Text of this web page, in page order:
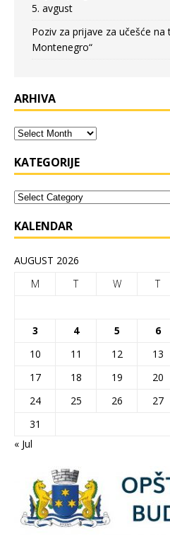
5. avgust
Poziv za prijave za učešće na
Montenegro“
ARHIVA
KATEGORIJE
KALENDAR
AUGUST 2026
M
T W T
3
4 5 6
10
11 12 13
17
18 19 20
24
25 26 27
31
« Jul